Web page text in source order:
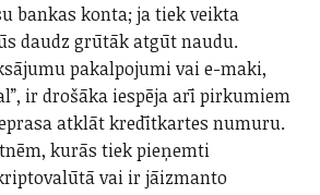
bankas konta; ja tiek veikta
daudz grūtāk atgūt naudu.
pakalpojumi vai e-maki,
ir drošāka iespēja arī pirkumiem
atklāt kredītkartes numuru.
kurās tiek pieņemti
vai ir jāizmanto